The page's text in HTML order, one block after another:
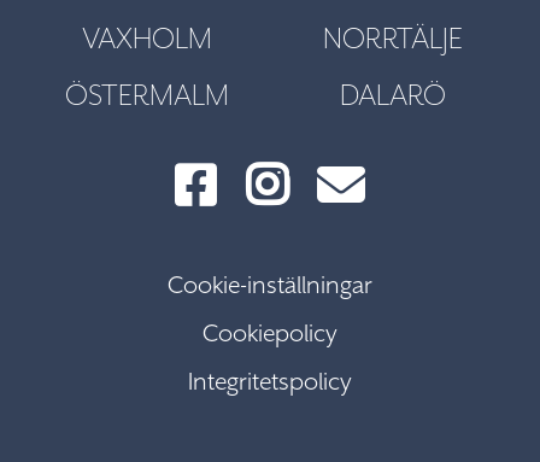
VAXHOLM
NORRTÄLJE
ÖSTERMALM
DALARÖ
Cookie-inställningar
Cookiepolicy
Integritetspolicy